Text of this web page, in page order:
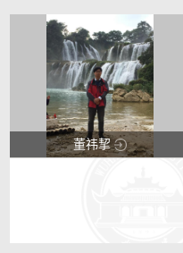
国家重大人才计划青年学者，第
一完成人获地理信息科技进步奖
一等奖、长江科学技术奖科技进
步奖...
董祎挈